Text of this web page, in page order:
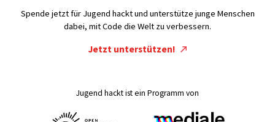
Spende jetzt für Jugend hackt und unterstütze junge Menschen
dabei, mit Code die Welt zu verbessern.
Jetzt unterstützen!
Jugend hackt ist ein Programm von